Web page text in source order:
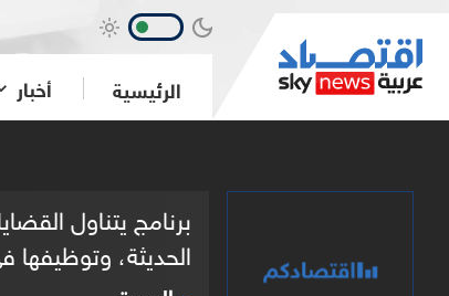
الرئيسية أخبار
برنامج يتناول
الحديثة، وتوظيفها في